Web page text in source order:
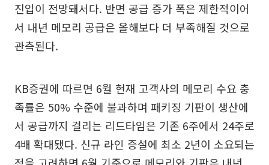
진입이 전망돼서다. 반면 공급 증가 폭은 제한적이어
서 내년 메모리 공급은 올해보다 더 부족해질 것으로
관측된다.
KB증권에 따르면 6월 현재 고객사의 메모리 수요 충
족률은 50% 수준에 불과하며 패키징 기판이 생산에
서 공급까지 걸리는 리드타임은 기존 6주에서 24주로
4배 확대됐다. 신규 라인 증설에 최소 2년이 소요되는